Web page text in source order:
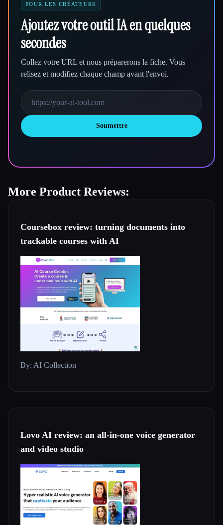
POUR LES CRÉATEURS
Ajoutez votre outil IA en quelques
secondes
Collez votre URL et nous préparerons la fiche. Vous
relisez et modifiez chaque champ avant l'envoi.
Soumettre
More Product Reviews:
Coursebox review: turning documents into
trackable courses with AI
By: AI Collection
Lovo AI review: an all-in-one voice generator
and video studio